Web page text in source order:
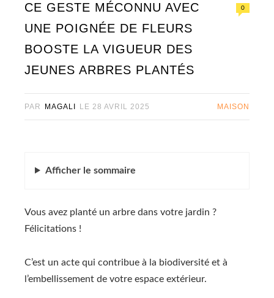
CE GESTE MÉCONNU AVEC
UNE POIGNÉE DE FLEURS
BOOSTE LA VIGUEUR DES
JEUNES ARBRES PLANTÉS
0
PAR MAGALI LE 28 AVRIL 2025 MAISON
Afficher le sommaire
Vous avez planté un arbre dans votre jardin ?
Félicitations !
C’est un acte qui contribue à la biodiversité et à
l’embellissement de votre espace extérieur.